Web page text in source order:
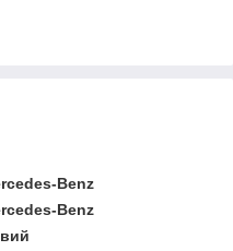
Benz
Benz